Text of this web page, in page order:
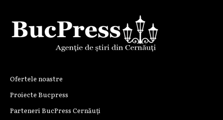
Ofertele noastre
Proiecte Bucpress
Parteneri BucPress Cernăuți